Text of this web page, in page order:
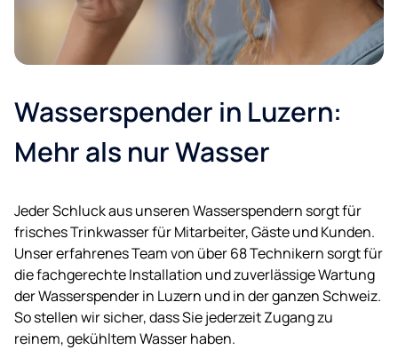
Wasserspender in Luzern:
Mehr als nur Wasser
Jeder Schluck aus unseren Wasserspendern sorgt für
frisches Trinkwasser für Mitarbeiter, Gäste und Kunden.
Unser erfahrenes Team von über 68 Technikern sorgt für
die fachgerechte Installation und zuverlässige Wartung
der Wasserspender in Luzern und in der ganzen Schweiz.
So stellen wir sicher, dass Sie jederzeit Zugang zu
reinem, gekühltem Wasser haben.